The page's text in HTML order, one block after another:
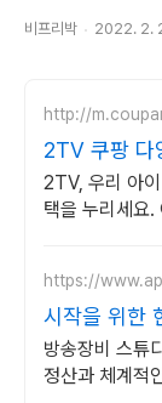
비프리박 2022. 2.
http://
2TV 쿠팡 다
2TV, 우리 아
택을 누리세요.
https://
시작을 위한
BJ 상시 모집
방송장비 스튜
정산과 체계적